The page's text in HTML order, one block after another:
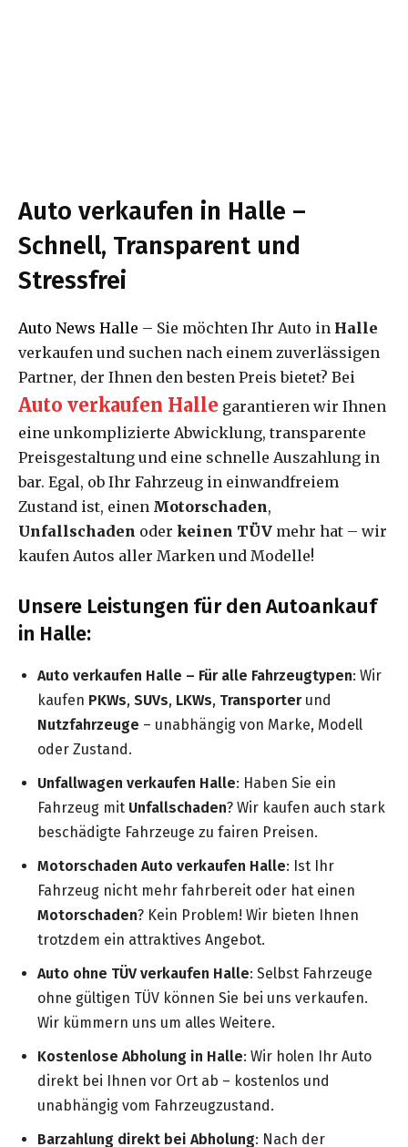
Auto verkaufen in Halle –
Schnell, Transparent und
Stressfrei
Auto News Halle – Sie möchten Ihr Auto in Halle
verkaufen und suchen nach einem zuverlässigen
Partner, der Ihnen den besten Preis bietet? Bei
Auto verkaufen Halle garantieren wir Ihnen
eine unkomplizierte Abwicklung, transparente
Preisgestaltung und eine schnelle Auszahlung in
bar. Egal, ob Ihr Fahrzeug in einwandfreiem
Zustand ist, einen Motorschaden,
Unfallschaden oder keinen TÜV mehr hat – wir
kaufen Autos aller Marken und Modelle!
Unsere Leistungen für den Autoankauf
in Halle:
Auto verkaufen Halle – Für alle Fahrzeugtypen: Wir
kaufen PKWs, SUVs, LKWs, Transporterund
Nutzfahrzeuge – unabhängig von Marke, Modell
oder Zustand.
Unfallwagen verkaufen Halle: Haben Sie ein
Fahrzeug mit Unfallschaden? Wir kaufen auch stark
beschädigte Fahrzeuge zu fairen Preisen.
Motorschaden Auto verkaufen Halle: Ist Ihr
Fahrzeug nicht mehr fahrbereit oder hat einen
Motorschaden? Kein Problem! Wir bieten Ihnen
trotzdem ein attraktives Angebot.
Auto ohne TÜV verkaufen Halle: Selbst Fahrzeuge
ohne gültigen TÜV können Sie bei uns verkaufen.
Wir kümmern uns um alles Weitere.
Kostenlose Abholung in Halle: Wir holen Ihr Auto
direkt bei Ihnen vor Ort ab – kostenlos und
unabhängig vom Fahrzeugzustand.
Barzahlung direkt bei Abholung: Nach der